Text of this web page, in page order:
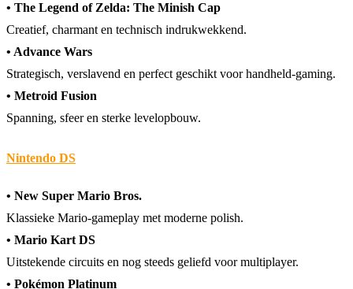
• The Legend of Zelda: The Minish Cap
Creatief, charmant en technisch indrukwekkend.
• Advance Wars
Strategisch, verslavend en perfect geschikt voor handheld-gaming.
• Metroid Fusion
Spanning, sfeer en sterke levelopbouw.
Nintendo DS
• New Super Mario Bros.
Klassieke Mario-gameplay met moderne polish.
• Mario Kart DS
Uitstekende circuits en nog steeds geliefd voor multiplayer.
• Pokémon Platinum